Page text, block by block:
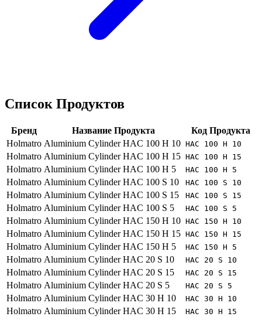
Список Продуктов
Бренд Название Продукта
Код Продукта
Holmatro Aluminium Cylinder HAC 100 H 10 HAC 100 H 10
Holmatro Aluminium Cylinder HAC 100 H 15 HAC 100 H 15
Holmatro Aluminium Cylinder HAC 100 H 5 HAC 100 H 5
Holmatro Aluminium Cylinder HAC 100 S 10 HAC 100 S 10
Holmatro Aluminium Cylinder HAC 100 S 15 HAC 100 S 15
Holmatro Aluminium Cylinder HAC 100 S 5 HAC 100 S 5
Holmatro Aluminium Cylinder HAC 150 H 10 HAC 150 H 10
Holmatro Aluminium Cylinder HAC 150 H 15 HAC 150 H 15
Holmatro Aluminium Cylinder HAC 150 H 5 HAC 150 H 5
Holmatro Aluminium Cylinder HAC 20 S 10 HAC 20 S 10
Holmatro Aluminium Cylinder HAC 20 S 15 HAC 20 S 15
Holmatro Aluminium Cylinder HAC 20 S 5 HAC 20 S 5
Holmatro Aluminium Cylinder HAC 30 H 10 HAC 30 H 10
Holmatro Aluminium Cylinder HAC 30 H 15 HAC 30 H 15